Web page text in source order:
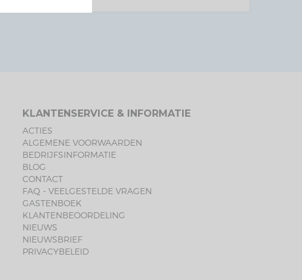
KLANTENSERVICE & INFORMATIE
ACTIES
ALGEMENE VOORWAARDEN
BEDRIJFSINFORMATIE
BLOG
CONTACT
FAQ - VEELGESTELDE VRAGEN
GASTENBOEK
KLANTENBEOORDELING
NIEUWS
NIEUWSBRIEF
PRIVACYBELEID